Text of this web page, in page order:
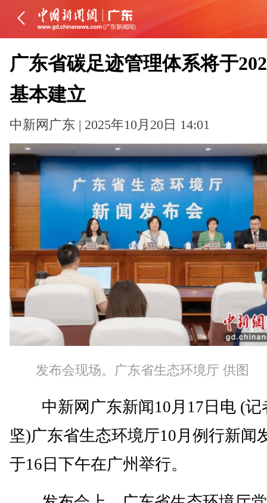
广东省碳足迹管理体系将于
基本建立
中新网广东 | 2025年10月20日 14:01
发布会现场。广东省生态环境厅 供图
中新网广东新闻10月17日电 (记
坚)广东省生态环境厅10月例行新闻
于16日下午在广州举行。